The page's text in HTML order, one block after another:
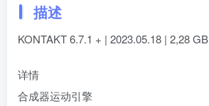
描述
KONTAKT 6.7.1 + | 2023.05.18 | 2,28 GB
详情
合成器运动引擎